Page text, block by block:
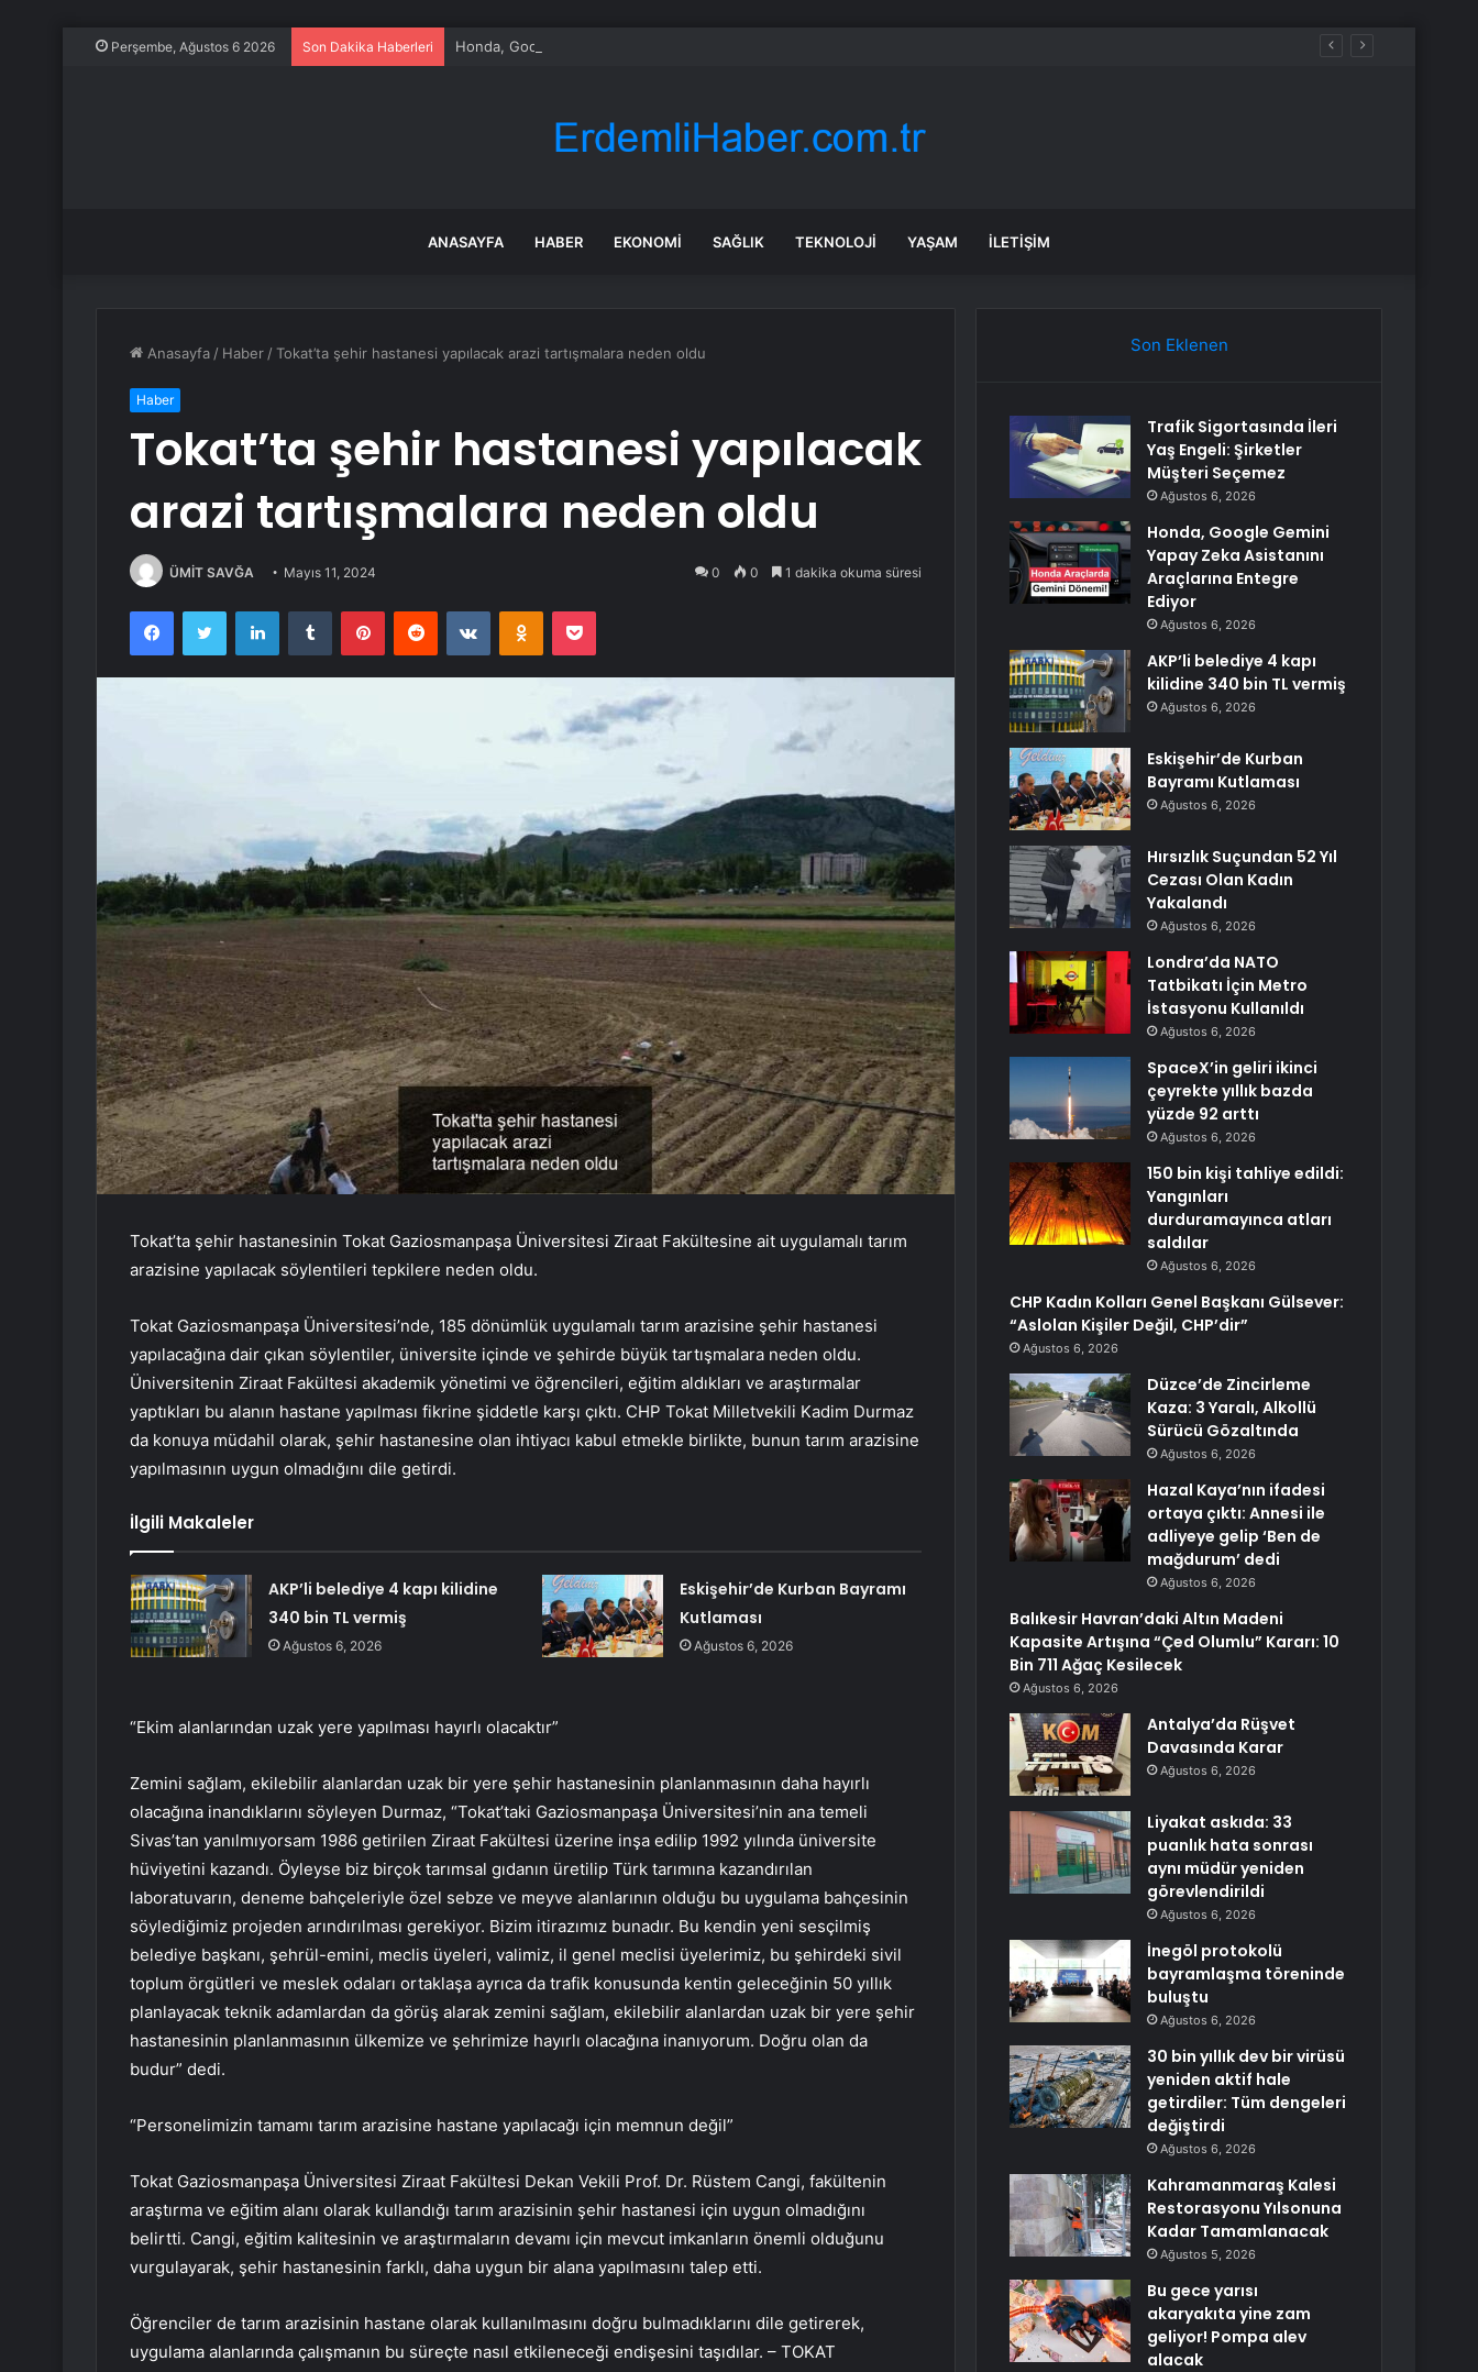
Perşembe, Ağustos 6 2026 Son Dakika Haberleri Honda, Google Gemini Yapay Zeka Asistanını Araçlarına Entegre Ediyor
ANASAYFA HABER EKONOMI SAĞLIK TEKNOLOJI YAŞAM İLETIŞIM
Anasayfa / Haber /Tokat’ta şehir hastanesi yapılacak arazi tartışmalara neden oldu
Haber
Tokat’ta şehir hastanesi yapılacak
arazi tartışmalara neden oldu
ÜMİT SAVĞA Mayıs 11, 2024 0 0 1 dakika okuma süresi
FacebookTwitter LinkedInTumblr PinterestReddit VKontakteOdnoklassniki
Pocket
Tokat’ta şehir hastanesinin Tokat Gaziosmanpaşa Üniversitesi Ziraat Fakültesine ait uygulamalı tarım
arazisine yapılacak söylentileri tepkilere neden oldu.
Tokat Gaziosmanpaşa Üniversitesi’nde, 185 dönümlük uygulamalı tarım arazisine şehir hastanesi
yapılacağına dair çıkan söylentiler, üniversite içinde ve şehirde büyük tartışmalara neden oldu.
Üniversitenin Ziraat Fakültesi akademik yönetimi ve öğrencileri, eğitim aldıkları ve araştırmalar
yaptıkları bu alanın hastane yapılması fikrine şiddetle karşı çıktı. CHP Tokat Milletvekili Kadim Durmaz
da konuya müdahil olarak, şehir hastanesine olan ihtiyacı kabul etmekle birlikte, bunun tarım arazisine
yapılmasının uygun olmadığını dile getirdi.
İlgili Makaleler
AKP’li belediye 4 kapı kilidine
340 bin TL vermiş
Ağustos 6, 2026
Eskişehir’de Kurban Bayramı
Kutlaması
Ağustos 6, 2026
“Ekim alanlarından uzak yere yapılması hayırlı olacaktır”
Zemini sağlam, ekilebilir alanlardan uzak bir yere şehir hastanesinin planlanmasının daha hayırlı
olacağına inandıklarını söyleyen Durmaz, “Tokat’taki Gaziosmanpaşa Üniversitesi’nin ana temeli
Sivas’tan yanılmıyorsam 1986 getirilen Ziraat Fakültesi üzerine inşa edilip 1992 yılında üniversite
hüviyetini kazandı. Öyleyse biz birçok tarımsal gıdanın üretilip Türk tarımına kazandırılan
laboratuvarın, deneme bahçeleriyle özel sebze ve meyve alanlarının olduğu bu uygulama bahçesinin
söylediğimiz projeden arındırılması gerekiyor. Bizim itirazımız bunadır. Bu kendin yeni sesçilmiş
belediye başkanı, şehrül-emini, meclis üyeleri, valimiz, il genel meclisi üyelerimiz, bu şehirdeki sivil
toplum örgütleri ve meslek odaları ortaklaşa ayrıca da trafik konusunda kentin geleceğinin 50 yıllık
planlayacak teknik adamlardan da görüş alarak zemini sağlam, ekilebilir alanlardan uzak bir yere şehir
hastanesinin planlanmasının ülkemize ve şehrimize hayırlı olacağına inanıyorum. Doğru olan da
budur” dedi.
“Personelimizin tamamı tarım arazisine hastane yapılacağı için memnun değil”
Tokat Gaziosmanpaşa Üniversitesi Ziraat Fakültesi Dekan Vekili Prof. Dr. Rüstem Cangi, fakültenin
araştırma ve eğitim alanı olarak kullandığı tarım arazisinin şehir hastanesi için uygun olmadığını
belirtti. Cangi, eğitim kalitesinin ve araştırmaların devamı için mevcut imkanların önemli olduğunu
vurgulayarak, şehir hastanesinin farklı, daha uygun bir alana yapılmasını talep etti.
Öğrenciler de tarım arazisinin hastane olarak kullanılmasını doğru bulmadıklarını dile getirerek,
uygulama alanlarında çalışmanın bu süreçte nasıl etkileneceği endişesini taşıdılar. – TOKAT
Son Eklenen
Trafik Sigortasında İleri
Yaş Engeli: Şirketler
Müşteri Seçemez
Ağustos 6, 2026
Honda, Google Gemini
Yapay Zeka Asistanını
Araçlarına Entegre
Ediyor
Ağustos 6, 2026
AKP’li belediye 4 kapı
kilidine 340 bin TL vermiş
Ağustos 6, 2026
Eskişehir’de Kurban
Bayramı Kutlaması
Ağustos 6, 2026
Hırsızlık Suçundan 52 Yıl
Cezası Olan Kadın
Yakalandı
Ağustos 6, 2026
Londra’da NATO
Tatbikatı İçin Metro
İstasyonu Kullanıldı
Ağustos 6, 2026
SpaceX’in geliri ikinci
çeyrekte yıllık bazda
yüzde 92 arttı
Ağustos 6, 2026
150 bin kişi tahliye edildi:
Yangınları
durduramayınca atları
saldılar
Ağustos 6, 2026
CHP Kadın Kolları Genel Başkanı Gülsever:
“Aslolan Kişiler Değil, CHP’dir”
Ağustos 6, 2026
Düzce’de Zincirleme
Kaza: 3 Yaralı, Alkollü
Sürücü Gözaltında
Ağustos 6, 2026
Hazal Kaya’nın ifadesi
ortaya çıktı: Annesi ile
adliyeye gelip ‘Ben de
mağdurum’ dedi
Ağustos 6, 2026
Balıkesir Havran’daki Altın Madeni
Kapasite Artışına “Çed Olumlu” Kararı: 10
Bin 711 Ağaç Kesilecek
Ağustos 6, 2026
Antalya’da Rüşvet
Davasında Karar
Ağustos 6, 2026
Liyakat askıda: 33
puanlık hata sonrası
aynı müdür yeniden
görevlendirildi
Ağustos 6, 2026
İnegöl protokolü
bayramlaşma töreninde
buluştu
Ağustos 6, 2026
30 bin yıllık dev bir virüsü
yeniden aktif hale
getirdiler: Tüm dengeleri
değiştirdi
Ağustos 6, 2026
Kahramanmaraş Kalesi
Restorasyonu Yılsonuna
Kadar Tamamlanacak
Ağustos 5, 2026
Bu gece yarısı
akaryakıta yine zam
geliyor! Pompa alev
alacak